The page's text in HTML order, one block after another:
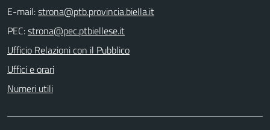
E-mail:
PEC:
Ufficio Relazioni con il Pubblico
Uffici e orari
Numeri utili